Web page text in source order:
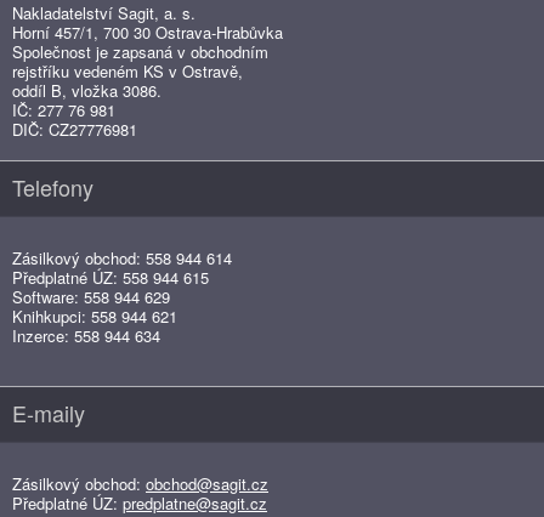
Nakladatelství Sagit, a. s.
Horní 457/1, 700 30 Ostrava-Hrabůvka
Společnost je zapsaná v obchodním
rejstříku vedeném KS v Ostravě,
oddíl B, vložka 3086.
IČ: 277 76 981
DIČ: CZ27776981
Telefony
Zásilkový obchod: 558 944 614
Předplatné ÚZ: 558 944 615
Software: 558 944 629
Knihkupci: 558 944 621
Inzerce: 558 944 634
E-maily
Zásilkový obchod: obchod@sagit.cz
Předplatné ÚZ: predplatne@sagit.cz